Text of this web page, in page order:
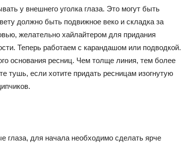
у внешнего уголка глаза. Это могут быть
должно быть подвижное веко и складка за
желательно хайлайтером для придания
Теперь работаем с карандашом или подводкой.
основания ресниц. Чем толще линия, тем более
тушь, если хотите придать ресницам изогнутую
глаза, для начала необходимо сделать ярче